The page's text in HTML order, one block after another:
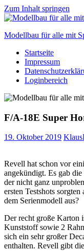
Zum Inhalt springen
Modellbau für alle mit
Scale
modelling
to
Startseite
Impressum
Loginbereich
F/A-18E Super
19. Oktober 2019
Revell hat schon vor
angekündigt. Es gab
der nicht ganz
ersten Testshots
dem Serienmodell aus?
Der recht große Karton
Kunststoff sowie 2
sich ein sehr großer
enthalten. Revell gibt